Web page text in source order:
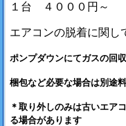
１台 ４０００円～
エアコンの脱着に関し
ポンプダウンにてガスの回
梱包など必要な場合は別途
＊取り外しのみは古いエア
る場合があります